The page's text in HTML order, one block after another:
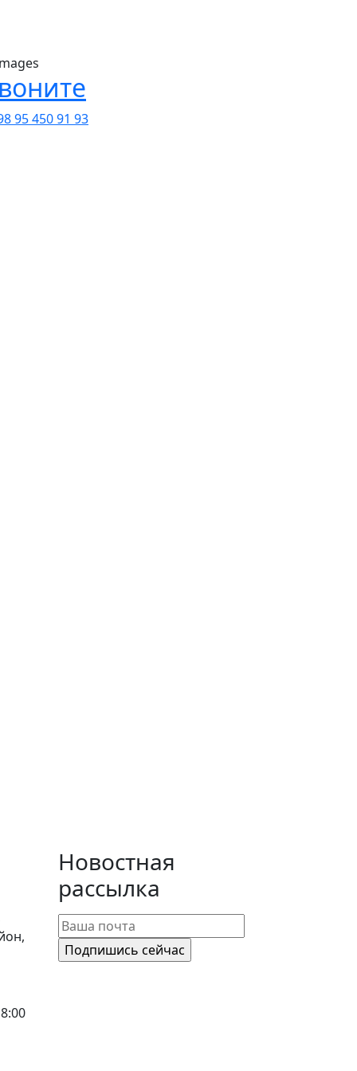
95 450 91 93
Новостная
рассылка